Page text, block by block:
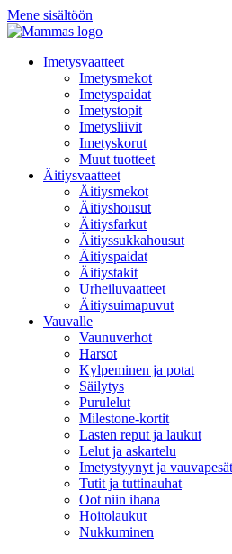
Mene sisältöön
Imetysvaatteet
Imetysmekot
Imetyspaidat
Imetystopit
Imetysliivit
Imetyskorut
Muut tuotteet
Äitiysvaatteet
Äitiysmekot
Äitiyshousut
Äitiysfarkut
Äitiyssukkahousut
Äitiyspaidat
Äitiystakit
Urheiluvaatteet
Äitiysuimapuvut
Vauvalle
Vaunuverhot
Harsot
Kylpeminen ja potat
Säilytys
Purulelut
Milestone-kortit
Lasten reput ja laukut
Lelut ja askartelu
Imetystyynyt ja vauvapesät
Tutit ja tuttinauhat
Oot niin ihana
Hoitolaukut
Nukkuminen